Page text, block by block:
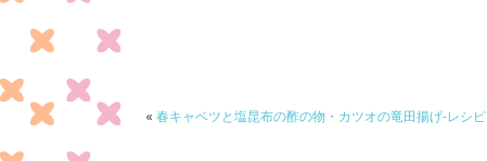
o
«春キャベツと塩昆布の酢の物・カツオの竜田揚げ-レシピ